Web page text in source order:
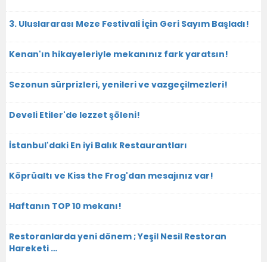
3. Uluslararası Meze Festivali İçin Geri Sayım Başladı!
Kenan'ın hikayeleriyle mekanınız fark yaratsın!
Sezonun sürprizleri, yenileri ve vazgeçilmezleri!
Develi Etiler'de lezzet şöleni!
İstanbul'daki En iyi Balık Restaurantları
Köprüaltı ve Kiss the Frog'dan mesajınız var!
Haftanın TOP 10 mekanı!
Restoranlarda yeni dönem ; Yeşil Nesil Restoran
Hareketi …